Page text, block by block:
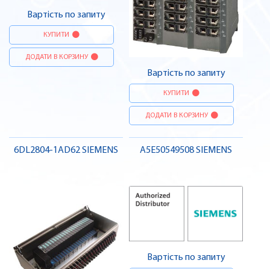
Вартість по запиту
КУПИТИ
ДОДАТИ В КОРЗИНУ
Вартість по запиту
КУПИТИ
ДОДАТИ В КОРЗИНУ
6DL2804-1AD62 SIEMENS A5E50549508 SIEMENS
Вартість по запиту